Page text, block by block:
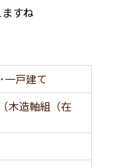
すね
一戸建て
木造軸組（在